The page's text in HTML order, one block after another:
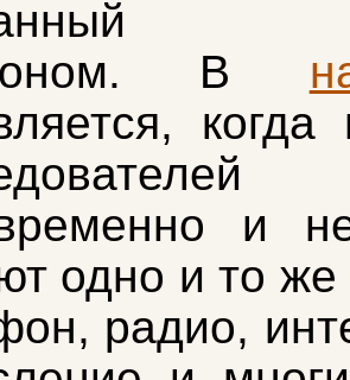
В
когда
и
одно и то же
радио,